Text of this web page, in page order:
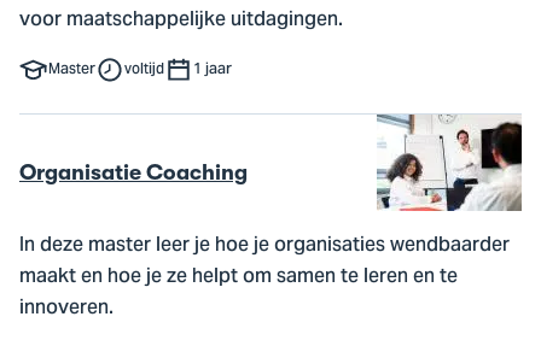
voor maatschappelijke uitdagingen.
Master voltijd 1 jaar
Organisatie Coaching
In deze master leer je hoe je organisaties wendbaarder
maakt en hoe je ze helpt om samen te leren en te
innoveren.